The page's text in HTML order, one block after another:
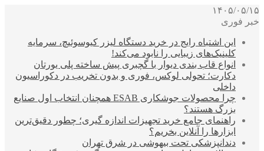
۱۴۰۵/۰۵/۱۵
خبر فوری
این اشتباه رایج در خرید دستگاه لیزر کیوسوئیچ، سرمایه
کلینیک‌های زیبایی را نابود می‌کند!
انواع قاب بندی دیوار با گچبری پیش ساخته پلی یورتان
دکارت؛ تحولی لوکس، فوری و بدون تخریب در دکوراسیون
داخلی
چرا محصولات جوشکاری ESAB همچنان انتخاب اول صنایع
بزرگ هستند؟
راهنمای جامع خرید تجهیزات اندازه گیری؛ چطور دقیق‌ترین
ابزارها را آنلاین بخریم؟
دندانپزشکی تحت بیهوشی در شرق تهران